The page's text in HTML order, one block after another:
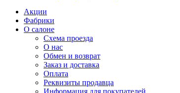
Акции
Фабрики
О салоне
Схема проезда
О нас
Обмен и возврат
Заказ и доставка
Оплата
Реквизиты продавца